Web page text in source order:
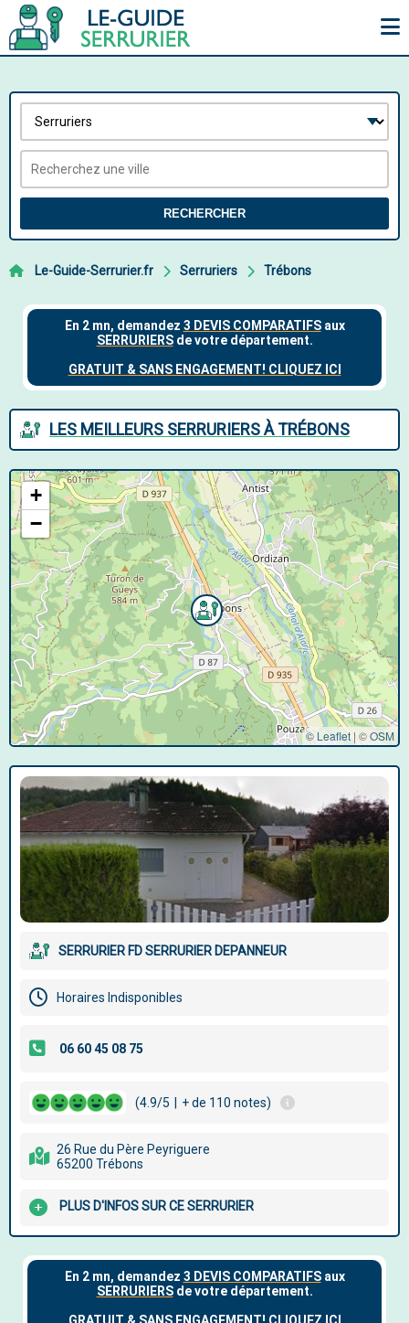
RECHERCHER
Le-Guide-Serrurier.fr Serruriers Trébons
LES MEILLEURS SERRURIERS À TRÉBONS
+
−
© Leaflet|©OSM
SERRURIER FD SERRURIER DEPANNEUR
Horaires Indisponibles
(4.9/5 + de 110 notes)
26 Rue du Père Peyriguere
65200 Trébons
PLUS D'INFOS SUR CE SERRURIER